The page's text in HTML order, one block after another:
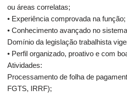
ou áreas correlatas;
• Experiência comprovada na função;
• Conhecimento avançado no
Domínio da legislação trabalhista
• Perfil organizado, proativo e com
Atividades:
Processamento de folha de
FGTS, IRRF);